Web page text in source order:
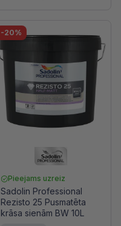
-20%
Pieejams uzreiz
Sadolin Professional
Rezisto 25 Pusmatēta
krāsa sienām BW 10L